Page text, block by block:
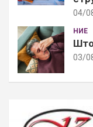
04/
НИЕ
03/